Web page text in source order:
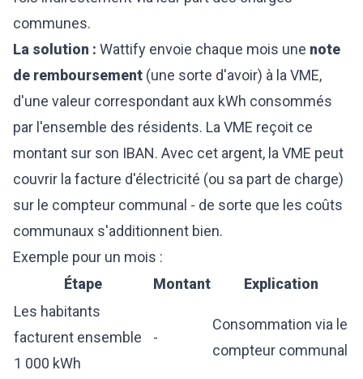
communes.
La solution : Wattify envoie chaque mois une note
de remboursement (une sorte d'avoir) à la VME,
d'une valeur correspondant aux kWh consommés
par l'ensemble des résidents. La VME reçoit ce
montant sur son IBAN. Avec cet argent, la VME peut
couvrir la facture d'électricité (ou sa part de charge)
sur le compteur communal - de sorte que les coûts
communaux s'additionnent bien.
Exemple pour un mois :
Étape
Montant
Explication
Les habitants
facturent ensemble
1 000 kWh
-
Consommation via le
compteur communal